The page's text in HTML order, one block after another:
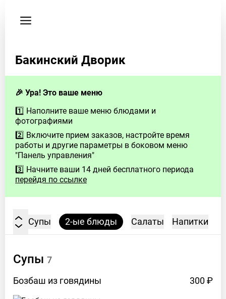
соглашение
89527892153
Бакинский Дворик
🎉 Ура! Это ваше меню
1️⃣ Наполните ваше меню блюдами и
фотографиями
2️⃣ Включите прием заказов, настройте время
работы и другие параметры в боковом меню
"Панель управления"
3️⃣ Начните ваши 14 дней бесплатного периода
перейдя по ссылке
Супы 2-ые блюды Салаты Напитки
Супы 7
Бозбаш из говядины 300 ₽